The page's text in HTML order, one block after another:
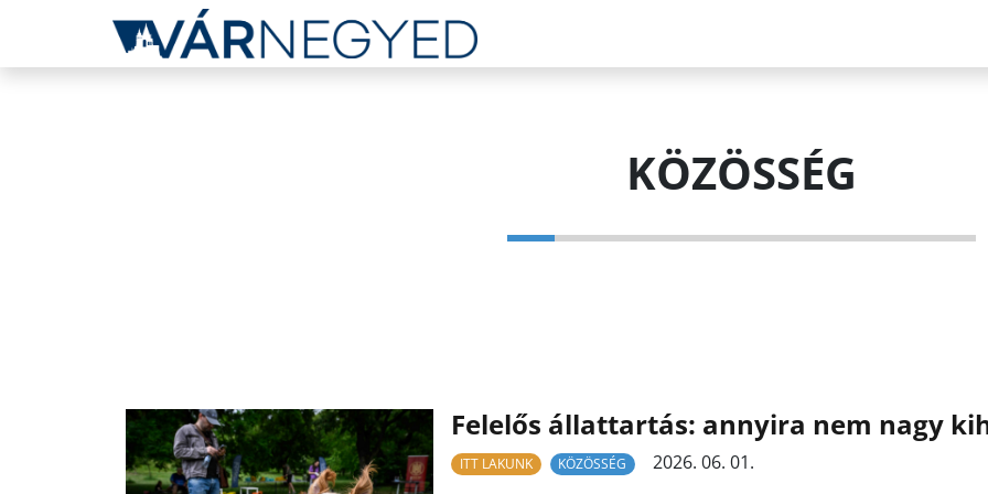
KÖZÖSSÉG
Felelős állattartás: annyira nem nagy
ITT LAKUNK KÖZÖSSÉG
2026. 06. 01.